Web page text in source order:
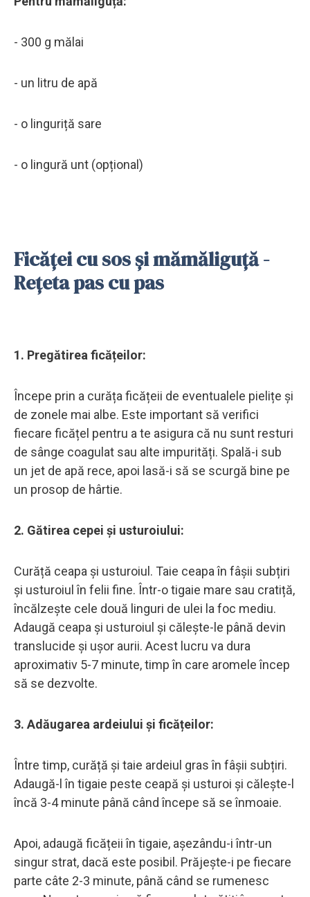
- 300 g mălai
- un litru de apă
- o linguriță sare
- o lingură unt (opțional)
Ficăței cu sos și mămăliguță -
Rețeta pas cu pas
1. Pregătirea ficățeilor:
Începe prin a curăța ficățeii de eventualele pielițe și
de zonele mai albe. Este important să verifici
fiecare ficățel pentru a te asigura că nu sunt resturi
de sânge coagulat sau alte impurități. Spală-i sub
un jet de apă rece, apoi lasă-i să se scurgă bine pe
un prosop de hârtie.
2. Gătirea cepei și usturoiului:
Curăță ceapa și usturoiul. Taie ceapa în fâșii subțiri
și usturoiul în felii fine. Într-o tigaie mare sau cratiță,
încălzește cele două linguri de ulei la foc mediu.
Adaugă ceapa și usturoiul și călește-le până devin
translucide și ușor aurii. Acest lucru va dura
aproximativ 5-7 minute, timp în care aromele încep
să se dezvolte.
3. Adăugarea ardeiului și ficățeilor:
Între timp, curăță și taie ardeiul gras în fâșii subțiri.
Adaugă-l în tigaie peste ceapă și usturoi și călește-l
încă 3-4 minute până când începe să se înmoaie.
Apoi, adaugă ficățeii în tigaie, așezându-i într-un
singur strat, dacă este posibil. Prăjește-i pe fiecare
parte câte 2-3 minute, până când se rumenesc